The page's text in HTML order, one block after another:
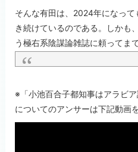
そんな有田は、2024年になっ
き続けているのである。しかも
う極右系陰謀論雑誌に頼って
※「小池百合子都知事はアラビ
についてのアンサーは下記動